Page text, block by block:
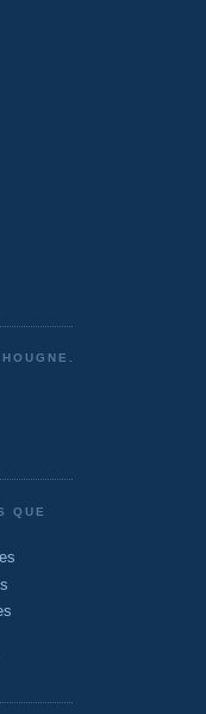
QUE